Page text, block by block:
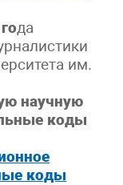
да
им.
научную
коды
коды